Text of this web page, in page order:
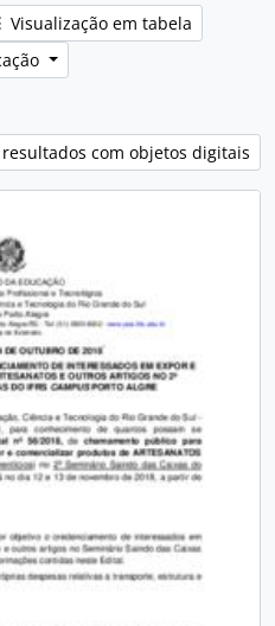
Visualização em tabela
com objetos digitais